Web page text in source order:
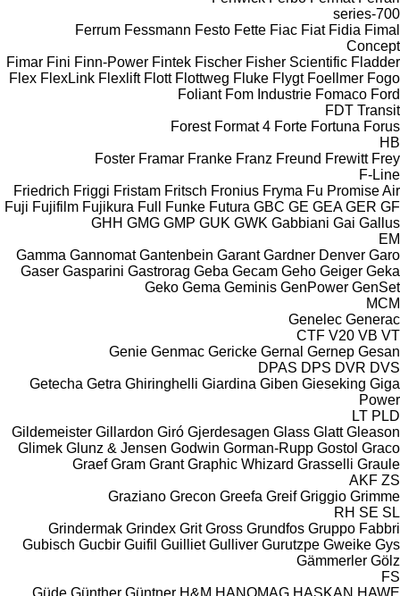
700-series
Ferrum Fessmann Festo Fette Fiac Fiat Fidia Fimal
Concept
Fimar Fini Finn-Power Fintek Fischer Fisher Scientific Fladder
Flex FlexLink Flexlift Flott Flottweg Fluke Flygt Foellmer Fogo
Foliant Fom Industrie Fomaco Ford
FDT Transit
Forest Format 4 Forte Fortuna Forus
HB
Foster Framar Franke Franz Freund Frewitt Frey
F-Line
Friedrich Friggi Fristam Fritsch Fronius Fryma Fu Promise Air
Fuji Fujifilm Fujikura Full Funke Futura GBC GE GEA GER GF
GHH GMG GMP GUK GWK Gabbiani Gai Gallus
EM
Gamma Gannomat Gantenbein Garant Gardner Denver Garo
Gaser Gasparini Gastrorag Geba Gecam Geho Geiger Geka
Geko Gema Geminis GenPower GenSet
MCM
Genelec Generac
CTF V20 VB VT
Genie Genmac Gericke Gernal Gernep Gesan
DPAS DPS DVR DVS
Getecha Getra Ghiringhelli Giardina Giben Gieseking Giga
Power
LT PLD
Gildemeister Gillardon Giró Gjerdesagen Glass Glatt Gleason
Glimek Glunz & Jensen Godwin Gorman-Rupp Gostol Graco
Graef Gram Grant Graphic Whizard Grasselli Graule
AKF ZS
Graziano Grecon Greefa Greif Griggio Grimme
RH SE SL
Grindermak Grindex Grit Gross Grundfos Gruppo Fabbri
Gubisch Gucbir Guifil Guilliet Gulliver Gurutzpe Gweike Gys
Gämmerler Gölz
FS
Güde Günther Güntner H&M HANOMAG HASKAN HAWE